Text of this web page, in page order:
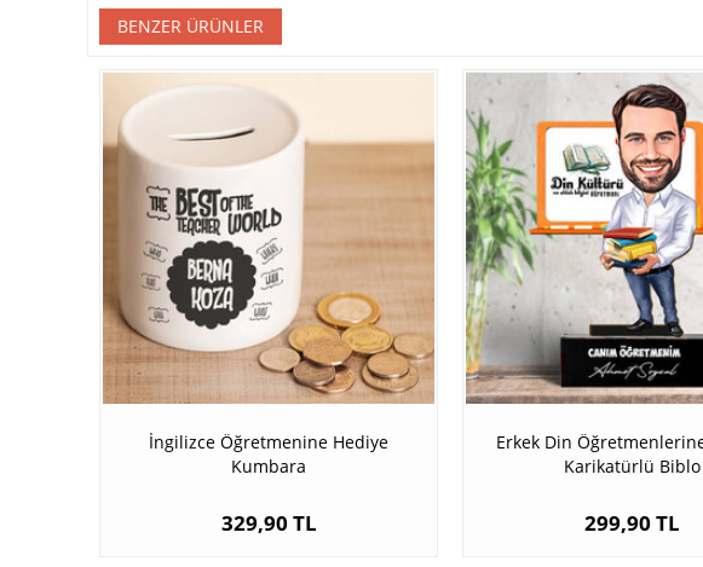
BENZER ÜRÜNLER
İngilizce Öğretmenine Hediye
Kumbara
329,90 TL
Erkek Din
Karikatürlü Biblo
299,90 TL